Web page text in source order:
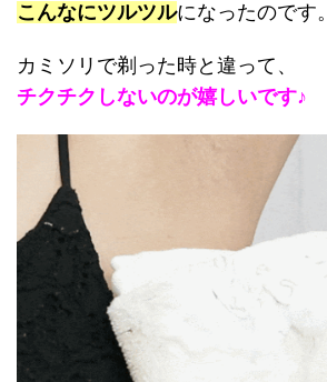
こんなにツルツルになったのです。
カミソリで剃った時と違って、
チクチクしないのが嬉しいです♪